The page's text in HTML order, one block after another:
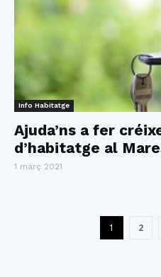
Info Habitatge
Ajuda’ns a fer
d’habitatge al
1 març 2021
1 2